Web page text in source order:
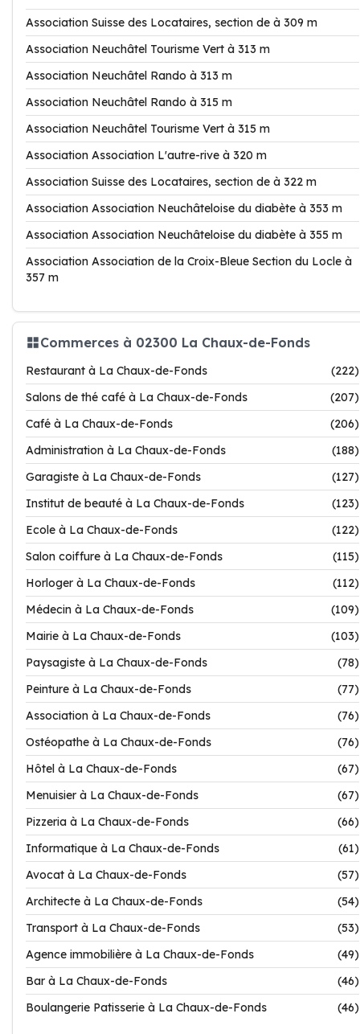
Association Suisse des Locataires, section de à 309 m
Association Neuchâtel Tourisme Vert à 313 m
Association Neuchâtel Rando à 313 m
Association Neuchâtel Rando à 315 m
Association Neuchâtel Tourisme Vert à 315 m
Association Association L'autre-rive à 320 m
Association Suisse des Locataires, section de à 322 m
Association Association Neuchâteloise du diabète à 353 m
Association Association Neuchâteloise du diabète à 355 m
Association Association de la Croix-Bleue Section du Locle à
357 m
Commerces à 02300 La Chaux-de-Fonds
Restaurant à La Chaux-de-Fonds
(222)
Salons de thé café à La Chaux-de-Fonds
(207)
Café à La Chaux-de-Fonds
(206)
Administration à La Chaux-de-Fonds
(188)
Garagiste à La Chaux-de-Fonds
(127)
Institut de beauté à La Chaux-de-Fonds
(123)
Ecole à La Chaux-de-Fonds
(122)
Salon coiffure à La Chaux-de-Fonds
(115)
Horloger à La Chaux-de-Fonds
(112)
Médecin à La Chaux-de-Fonds
(109)
Mairie à La Chaux-de-Fonds
(103)
Paysagiste à La Chaux-de-Fonds
(78)
Peinture à La Chaux-de-Fonds
(77)
Association à La Chaux-de-Fonds
(76)
Ostéopathe à La Chaux-de-Fonds
(76)
Hôtel à La Chaux-de-Fonds
(67)
Menuisier à La Chaux-de-Fonds
(67)
Pizzeria à La Chaux-de-Fonds
(66)
Informatique à La Chaux-de-Fonds
(61)
Avocat à La Chaux-de-Fonds
(57)
Architecte à La Chaux-de-Fonds
(54)
Transport à La Chaux-de-Fonds
(53)
Agence immobilière à La Chaux-de-Fonds
(49)
Bar à La Chaux-de-Fonds
(46)
Boulangerie Patisserie à La Chaux-de-Fonds
(46)